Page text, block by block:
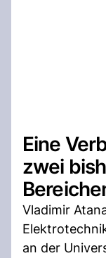
Eine
zwei
Vladimir
an der